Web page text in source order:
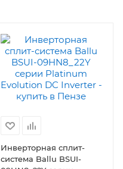
Инверторная сплит-
система Ballu BSUI-